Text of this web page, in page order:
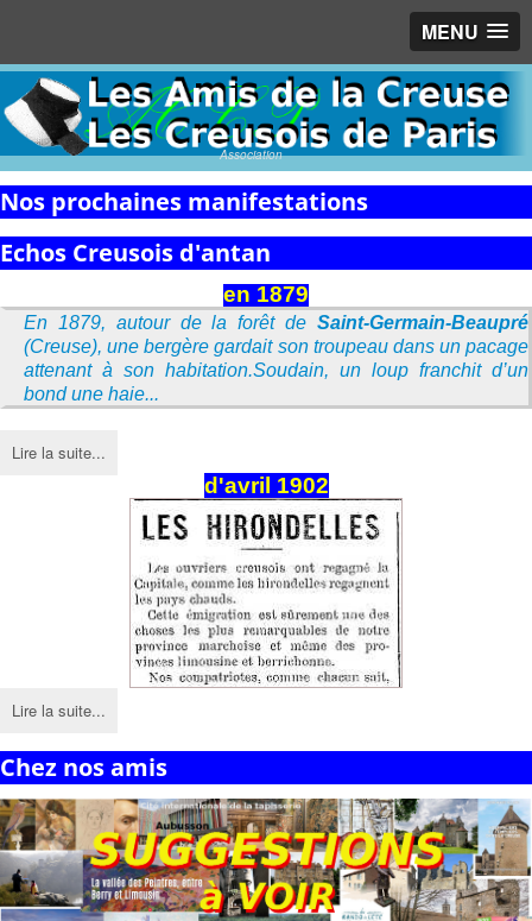
MENU
Association
Nos prochaines manifestations
Echos Creusois d'antan
en 1879
En 1879, autour de la forêt de Saint-Germain-Beaupré
(Creuse), une bergère gardait son troupeau dans un pacage
attenant à son habitation.Soudain, un loup franchit d’un
bond une haie...
Lire la suite...
d'avril 1902
Lire la suite...
Chez nos amis